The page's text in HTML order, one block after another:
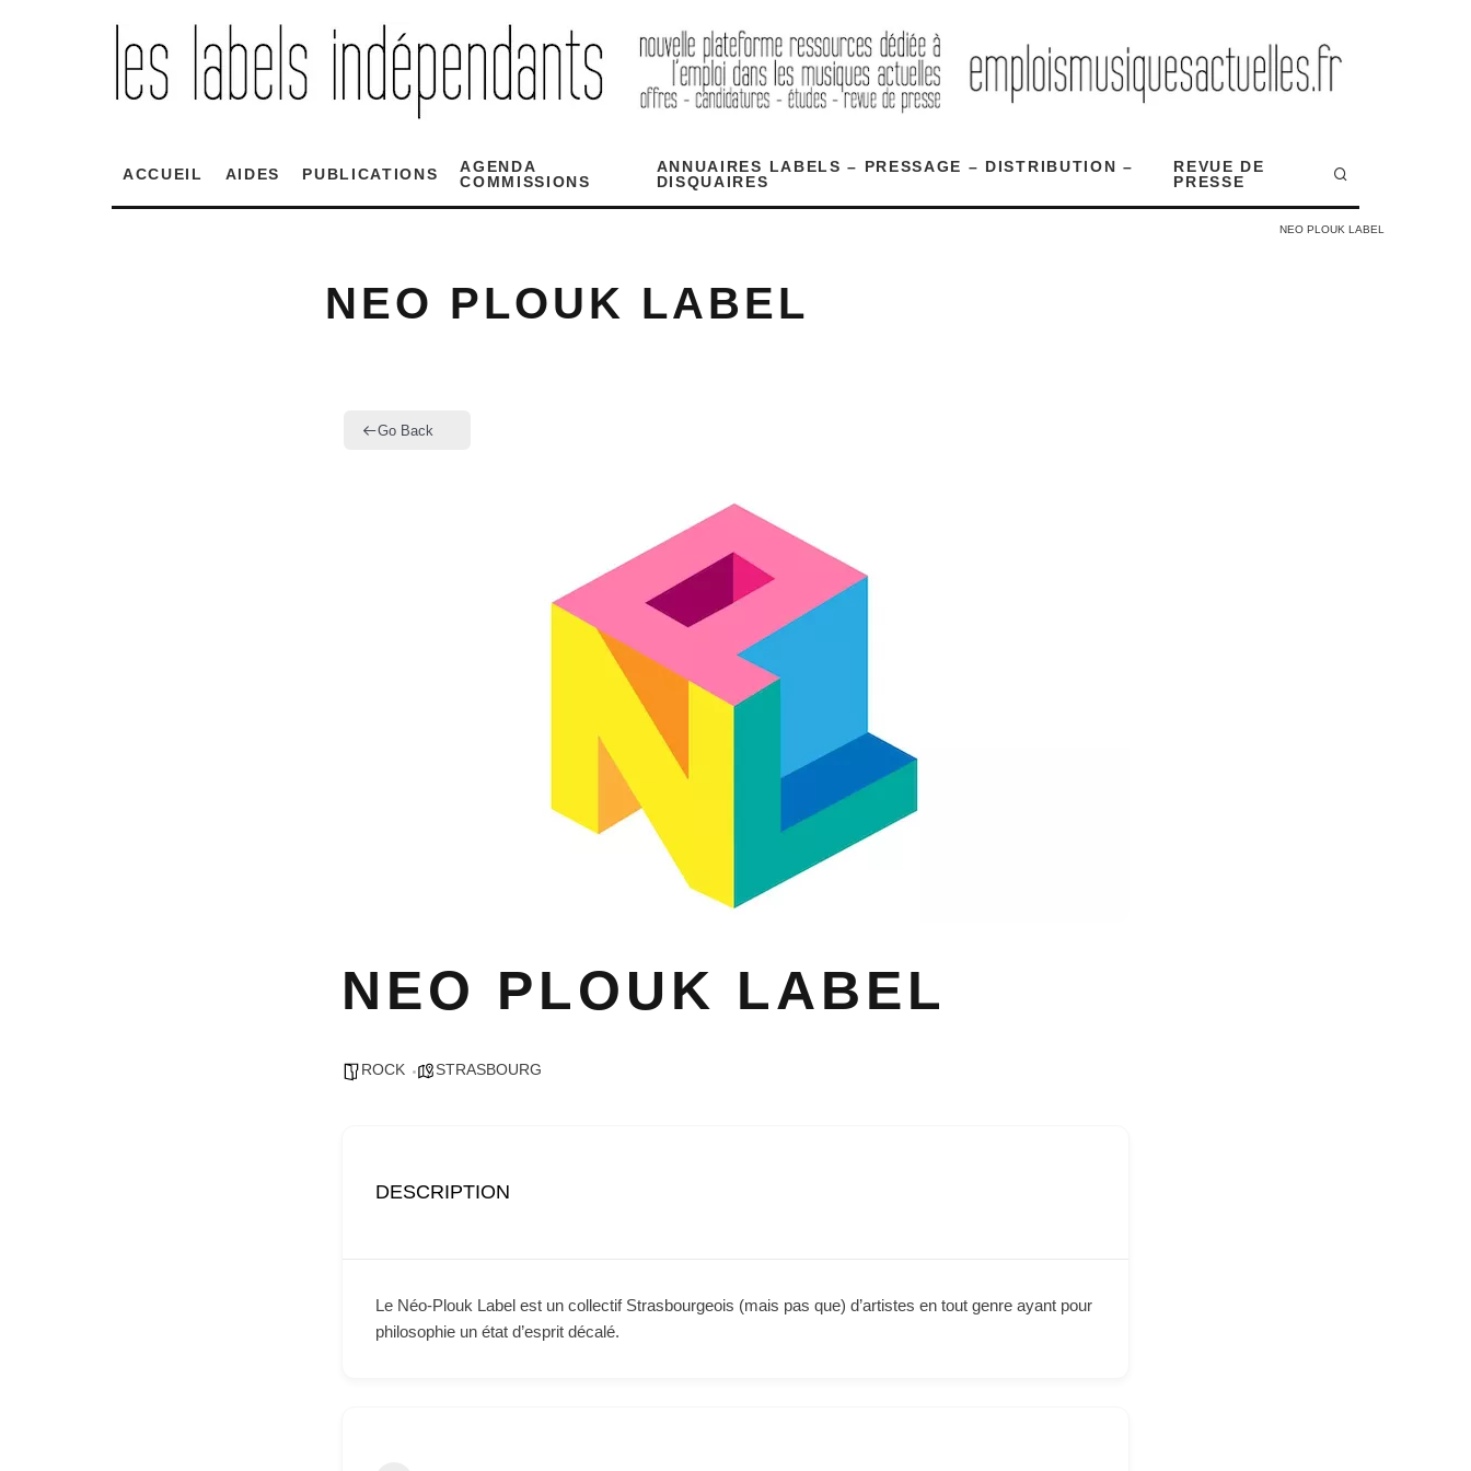
ACCUEIL AIDES PUBLICATIONS
AGENDA
COMMISSIONS
ANNUAIRES LABELS – PRESSAGE – DISTRIBUTION –
DISQUAIRES
REVUE DE
PRESSE
NEO PLOUK LABEL
NEO PLOUK LABEL
Go Back
NEO PLOUK LABEL
ROCK STRASBOURG
DESCRIPTION
Le Néo-Plouk Label est un collectif Strasbourgeois (mais pas que) d’artistes en tout genre ayant pour
philosophie un état d’esprit décalé.